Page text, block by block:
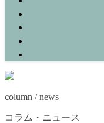
column / news
コラム・ニュース